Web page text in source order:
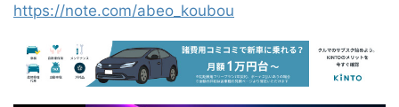
https://note.com/abeo_koubou